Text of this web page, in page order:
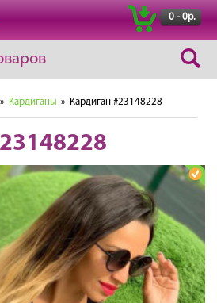
0 - 0р.
» Кардиганы » Кардиган #23148228